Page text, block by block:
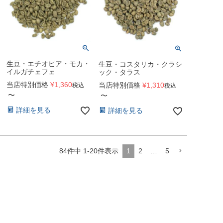
生豆・エチオピア・モカ・
イルガチェフェ
当店特別価格 ¥1,360税込
〜
詳細を見る
生豆・コスタリカ・クラシ
ック・タラス
当店特別価格 ¥1,310税込
〜
詳細を見る
84件中 1-20件表示 1 2 5